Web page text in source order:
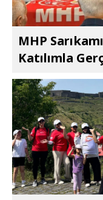
MHP
Katılımla